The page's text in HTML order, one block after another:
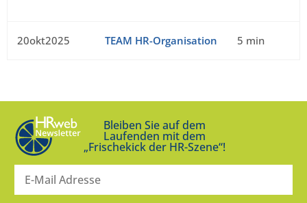
20okt2025 TEAM HR-Organisation 5 min
Bleiben Sie auf dem
Laufenden mit dem
„Frischekick der HR-Szene“!